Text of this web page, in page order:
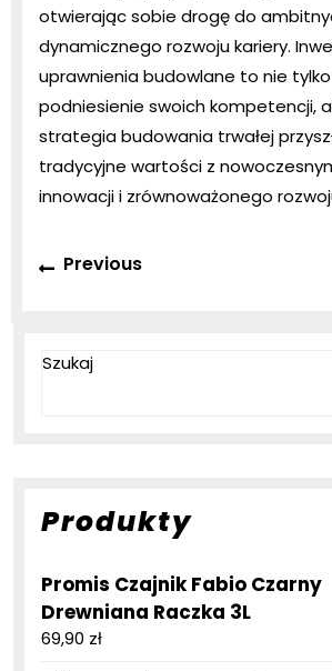
otwierając sobie drogę do
dynamicznego rozwoju kariery.
uprawnienia budowlane to nie
podniesienie swoich kompetencji,
strategia budowania trwałej
tradycyjne wartości z
innowacji i zrównoważonego
Nawigacja
wpisu
Previous
Szukaj
Produkty
Promis Czajnik Fabio Czarny
Drewniana Raczka 3L
69,90 zł